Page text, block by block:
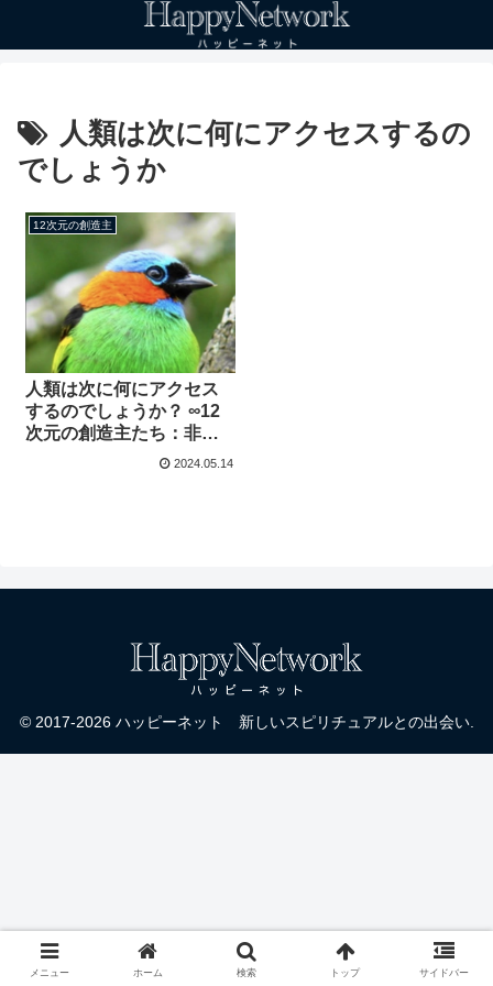
人類は次に何にアクセスするの
でしょうか
12次元の創造主
人類は次に何にアクセス
するのでしょうか？ ∞12
次元の創造主たち：非物
質的な集団意識 チャネリ
2024.05.14
© 2017-2026 ハッピーネット 新しいスピリチュアルとの出会い.
メニュー ホーム 検索 トップ サイドバー